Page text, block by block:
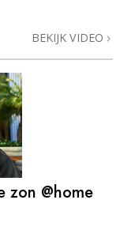
BEKIJK VIDEO
zon @home